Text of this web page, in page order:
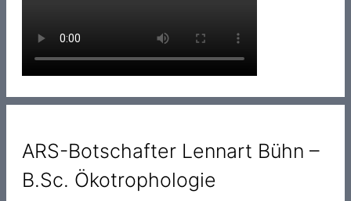
ARS-Botschafter Lennart Bühn –
B.Sc. Ökotrophologie